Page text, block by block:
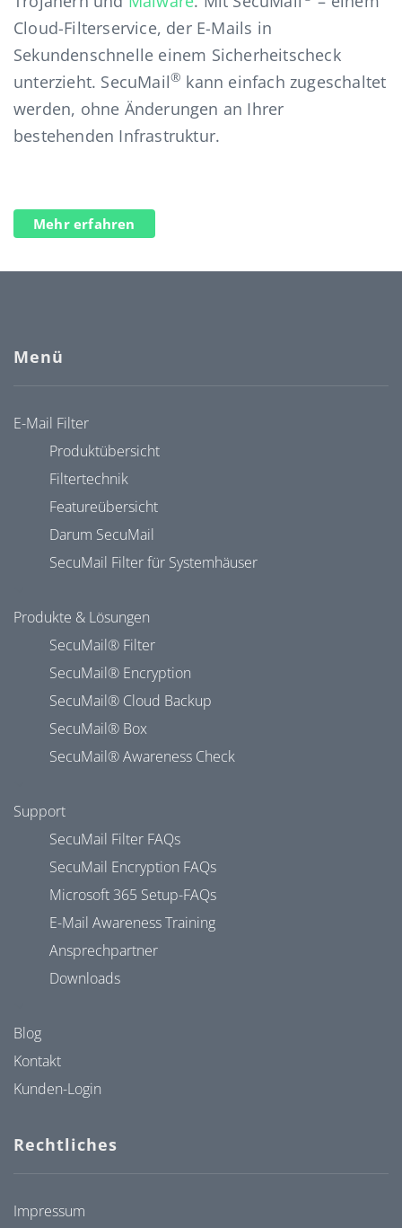
Cloud-Filterservice, der E-Mails in
Sekundenschnelle einem Sicherheitscheck
unterzieht. SecuMail® kann einfach zugeschaltet
werden, ohne Änderungen an Ihrer
bestehenden Infrastruktur.
Mehr erfahren
Menü
E-Mail Filter
Produktübersicht
Filtertechnik
Featureübersicht
Darum SecuMail
SecuMail Filter für Systemhäuser
Produkte & Lösungen
SecuMail® Filter
SecuMail® Encryption
SecuMail® Cloud Backup
SecuMail® Box
SecuMail® Awareness Check
Support
SecuMail Filter FAQs
SecuMail Encryption FAQs
Microsoft 365 Setup-FAQs
E-Mail Awareness Training
Ansprechpartner
Downloads
Blog
Kontakt
Kunden-Login
Rechtliches
Impressum